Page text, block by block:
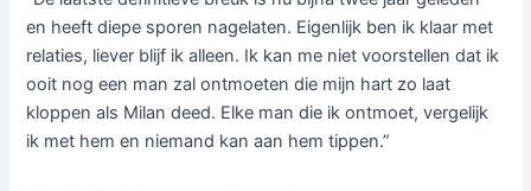
en heeft diepe sporen nagelaten. Eigenlijk ben ik klaar met
relaties, liever blijf ik alleen. Ik kan me niet voorstellen dat ik
ooit nog een man zal ontmoeten die mijn hart zo laat
kloppen als Milan deed. Elke man die ik ontmoet, vergelijk
ik met hem en niemand kan aan hem tippen.”